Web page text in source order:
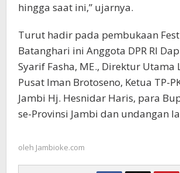
hingga saat ini,” ujarnya.
Turut hadir pada pembukaan
Batanghari ini Anggota DPR RI
Syarif Fasha, ME., Direktur Utama
Pusat Iman Brotoseno, Ketua TP-
Jambi Hj. Hesnidar Haris, para
se-Provinsi Jambi dan undangan
oleh Jambioke.com